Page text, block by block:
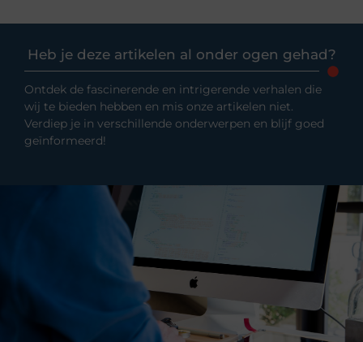
Heb je deze artikelen al onder ogen gehad?
Ontdek de fascinerende en intrigerende verhalen die
wij te bieden hebben en mis onze artikelen niet.
Verdiep je in verschillende onderwerpen en blijf goed
geïnformeerd!